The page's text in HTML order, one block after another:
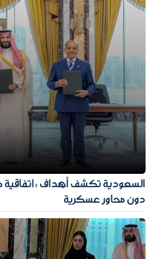
السعودية تكشف أهداف
دون محاور عسكرية